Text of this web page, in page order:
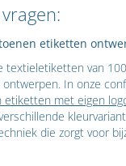
etiketten
textieletiketten van
ontwerpen. In onze
etiketten met eigen
die zorgt voor